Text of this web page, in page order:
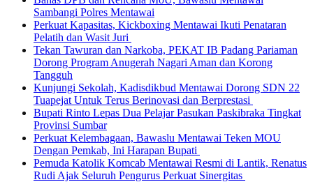
Sambangi Polres Mentawai
Perkuat Kapasitas, Kickboxing Mentawai Ikuti Penataran
Pelatih dan Wasit Juri
Tekan Tawuran dan Narkoba, PEKAT IB Padang Pariaman
Dorong Program Anugerah Nagari Aman dan Korong
Tangguh
Kunjungi Sekolah, Kadisdikbud Mentawai Dorong SDN 22
Tuapejat Untuk Terus Berinovasi dan Berprestasi
Bupati Rinto Lepas Dua Pelajar Pasukan Paskibraka Tingkat
Provinsi Sumbar
Perkuat Kelembagaan, Bawaslu Mentawai Teken MOU
Dengan Pemkab, Ini Harapan Bupati
Pemuda Katolik Komcab Mentawai Resmi di Lantik, Renatus
Rudi Ajak Seluruh Pengurus Perkuat Sinergitas